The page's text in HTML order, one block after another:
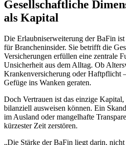
Gesellschaftliche
als Kapital
Die Erlaubniserweiterung der BaFin
für Brancheninsider. Sie betrifft die
Versicherungen erfüllen eine zentrale
Unsicherheit aus dem Alltag. Ob
Krankenversicherung oder Haftpflicht
Gefüge ins Wanken geraten.
Doch Vertrauen ist das einzige Kapital,
bilanziell ausweisen können. Ein
im Ausland oder mangelhafte
kürzester Zeit zerstören.
„Die Stärke der BaFin liegt darin,